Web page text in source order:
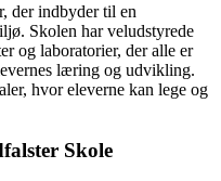
der indbyder til en
Skolen har veludstyrede
og laboratorier, der alle er
læring og udvikling.
hvor eleverne kan lege og
Skole